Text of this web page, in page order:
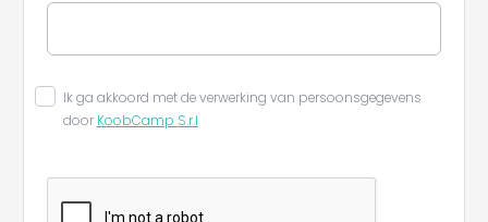
Ik ga akkoord met de verwerking van persoonsgegevens
door KoobCamp S.r.l